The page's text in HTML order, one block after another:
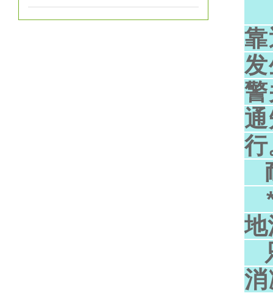
行
*
地